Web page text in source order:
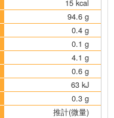
15 kcal
94.6 g
0.4 g
0.1 g
4.1 g
0.6 g
63 kJ
0.3 g
推計(微量)